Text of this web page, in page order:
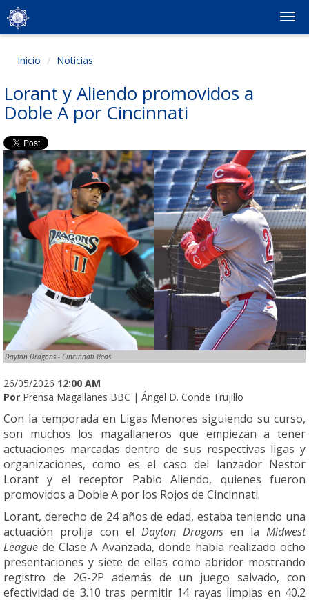
Inicio Noticias
Lorant y Aliendo promovidos a
Doble A por Cincinnati
Dayton Dragons - Cincinnati Reds
26/05/2026 12:00 AM
Por Prensa Magallanes BBC | Ángel D. Conde Trujillo
Con la temporada en Ligas Menores siguiendo su curso,
son muchos los magallaneros que empiezan a tener
actuaciones marcadas dentro de sus respectivas ligas y
organizaciones, como es el caso del lanzador Nestor
Lorant y el receptor Pablo Aliendo, quienes fueron
promovidos a Doble A por los Rojos de Cincinnati.
Lorant, derecho de 24 años de edad, estaba teniendo una
actuación prolija con el Dayton Dragons en la Midwest
League de Clase A Avanzada, donde había realizado ocho
presentaciones y siete de ellas como abridor mostrando
registro de 2G-2P además de un juego salvado, con
efectividad de 3.10 tras permitir 14 rayas limpias en 40.2